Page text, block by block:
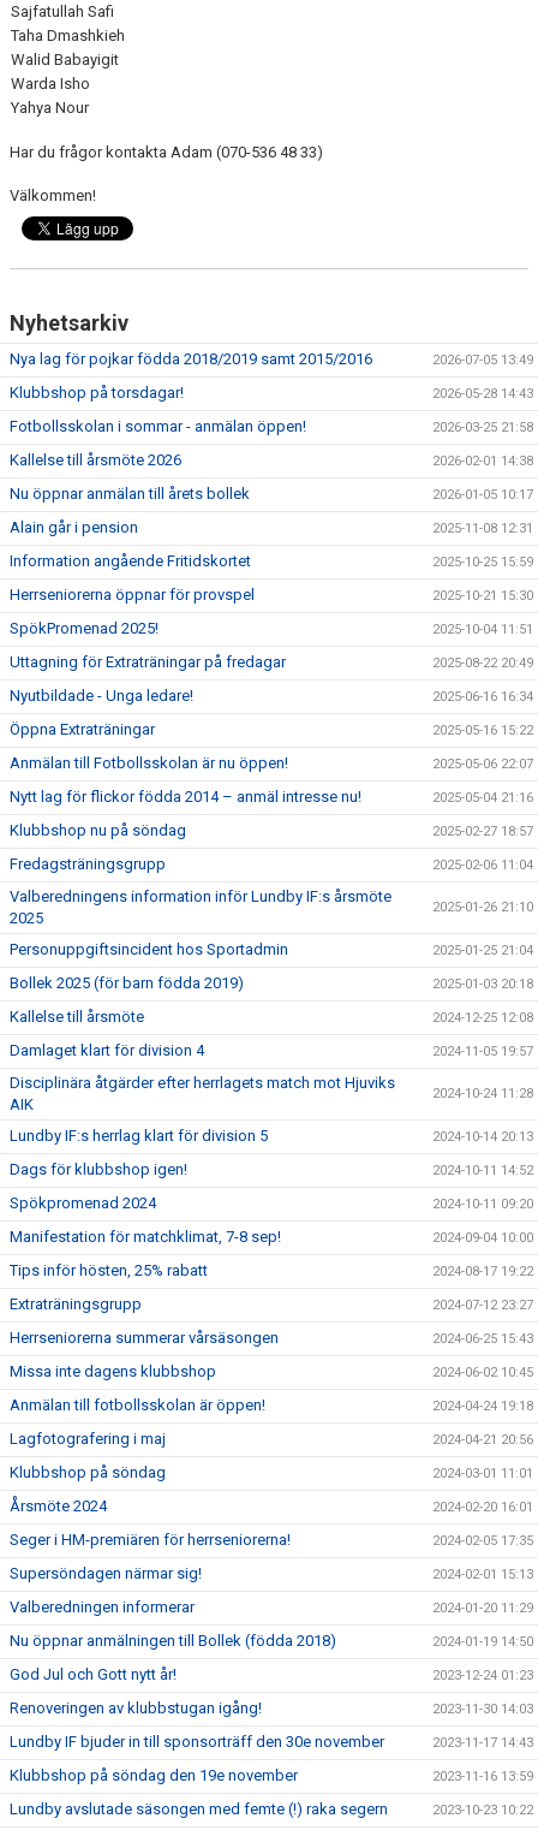
Sajfatullah Safi
Taha Dmashkieh
Walid Babayigit
Warda Isho
Yahya Nour
Har du frågor kontakta Adam (070-536 48 33)
Välkommen!
Nyhetsarkiv
Nya lag för pojkar födda 2018/2019 samt 2015/2016 2026-07-05 13:49
Klubbshop på torsdagar! 2026-05-28 14:43
Fotbollsskolan i sommar - anmälan öppen! 2026-03-25 21:58
Kallelse till årsmöte 2026 2026-02-01 14:38
Nu öppnar anmälan till årets bollek 2026-01-05 10:17
Alain går i pension 2025-11-08 12:31
Information angående Fritidskortet 2025-10-25 15:59
Herrseniorerna öppnar för provspel 2025-10-21 15:30
SpökPromenad 2025! 2025-10-04 11:51
Uttagning för Extraträningar på fredagar 2025-08-22 20:49
Nyutbildade - Unga ledare! 2025-06-16 16:34
Öppna Extraträningar 2025-05-16 15:22
Anmälan till Fotbollsskolan är nu öppen! 2025-05-06 22:07
Nytt lag för flickor födda 2014 – anmäl intresse nu! 2025-05-04 21:16
Klubbshop nu på söndag 2025-02-27 18:57
Fredagsträningsgrupp 2025-02-06 11:04
Valberedningens information inför Lundby IF:s årsmöte
2025
2025-01-26 21:10
Personuppgiftsincident hos Sportadmin 2025-01-25 21:04
Bollek 2025 (för barn födda 2019) 2025-01-03 20:18
Kallelse till årsmöte 2024-12-25 12:08
Damlaget klart för division 4 2024-11-05 19:57
Disciplinära åtgärder efter herrlagets match mot Hjuviks
AIK
2024-10-24 11:28
Lundby IF:s herrlag klart för division 5 2024-10-14 20:13
Dags för klubbshop igen! 2024-10-11 14:52
Spökpromenad 2024 2024-10-11 09:20
Manifestation för matchklimat, 7-8 sep! 2024-09-04 10:00
Tips inför hösten, 25% rabatt 2024-08-17 19:22
Extraträningsgrupp 2024-07-12 23:27
Herrseniorerna summerar vårsäsongen 2024-06-25 15:43
Missa inte dagens klubbshop 2024-06-02 10:45
Anmälan till fotbollsskolan är öppen! 2024-04-24 19:18
Lagfotografering i maj 2024-04-21 20:56
Klubbshop på söndag 2024-03-01 11:01
Årsmöte 2024 2024-02-20 16:01
Seger i HM-premiären för herrseniorerna! 2024-02-05 17:35
Supersöndagen närmar sig! 2024-02-01 15:13
Valberedningen informerar 2024-01-20 11:29
Nu öppnar anmälningen till Bollek (födda 2018) 2024-01-19 14:50
God Jul och Gott nytt år! 2023-12-24 01:23
Renoveringen av klubbstugan igång! 2023-11-30 14:03
Lundby IF bjuder in till sponsorträff den 30e november 2023-11-17 14:43
Klubbshop på söndag den 19e november 2023-11-16 13:59
Lundby avslutade säsongen med femte (!) raka segern 2023-10-23 10:22